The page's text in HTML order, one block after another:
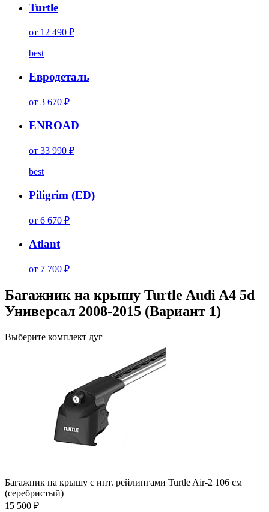
Turtle
от 12 490 ₽
best
Евродеталь
от 3 670 ₽
ENROAD
от 33 990 ₽
best
Piligrim (ED)
от 6 670 ₽
Atlant
от 7 700 ₽
Багажник на крышу Turtle Audi A4 5d
Универсал 2008-2015 (Вариант 1)
Выберите комплект дуг
Багажник на крышу с инт. рейлингами Turtle Air-2 106 см
(серебристый)
15 500 ₽